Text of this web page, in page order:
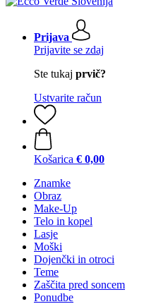
Prijava
Prijavite se zdaj
Ste tukaj prvič?
Ustvarite račun
Košarica € 0,00
Znamke
Obraz
Make-Up
Telo in kopel
Lasje
Moški
Dojenčki in otroci
Teme
Zaščita pred soncem
Ponudbe